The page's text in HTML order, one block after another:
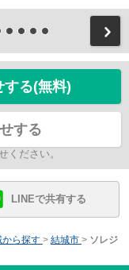
する(無料)
する
ください。
LINEで共有する
ら探す > 結城市 > ソレジ